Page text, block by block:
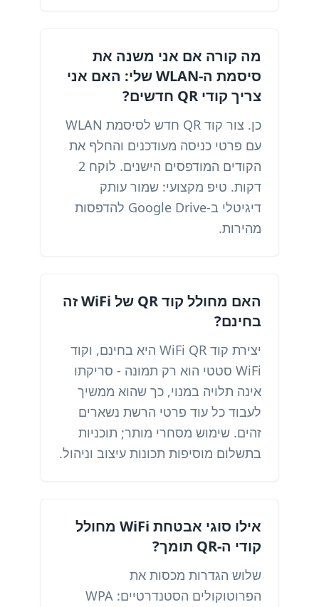
מה קורה אם אני משנה את
סיסמת ה-WLAN שלי: האם אני
צריך קודי QR חדשים?
כן. צור קוד QR חדש לסיסמת WLAN
עם פרטי כניסה מעודכנים והחלף את
הקודים המודפסים הישנים. לוקח 2
דקות. טיפ מקצועי: שמור עותק
דיגיטלי ב-Google Drive להדפסות
מהירות.
האם מחולל קוד QR של WiFi זה
בחינם?
יצירת קוד WiFi QR היא בחינם, וקוד
WiFi סטטי הוא רק תמונה - סריקתו
אינה תלויה במנוי, כך שהוא ממשיך
לעבוד כל עוד פרטי הרשת נשארים
זהים. שימוש מסחרי מותר; תוכניות
בתשלום מוסיפות תכונות עיצוב וניהול.
אילו סוגי אבטחת WiFi מחולל
קודי ה-QR תומך?
שלוש הגדרות מכסות את
הפרוטוקולים הסטנדרטיים: WPA